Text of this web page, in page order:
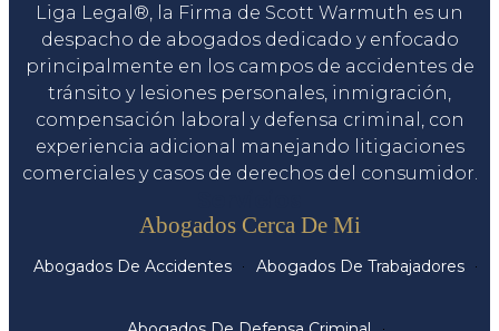
Liga Legal®, la Firma de Scott Warmuth es un
despacho de abogados dedicado y enfocado
principalmente en los campos de accidentes de
tránsito y lesiones personales, inmigración,
compensación laboral y defensa criminal, con
experiencia adicional manejando litigaciones
comerciales y casos de derechos del consumidor.
Abogados Cerca De Mi
Abogados De Accidentes Abogados De Trabajadores